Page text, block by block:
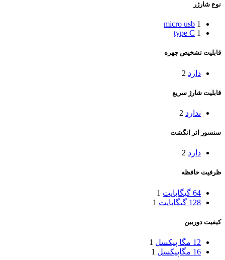
نوع شارژر
micro usb 1
type C 1
قابلیت تشخیص چهره
دارد 2
قابلیت شارژ سریع
ندارد 2
سنسور اثر انگشت
دارد 2
ظرفیت حافظه
64 گیگابایت
1
128 گیگابایت
1
کیفیت دوربین
12 مگا پیکسل
1
16 مگاپیکسل
1